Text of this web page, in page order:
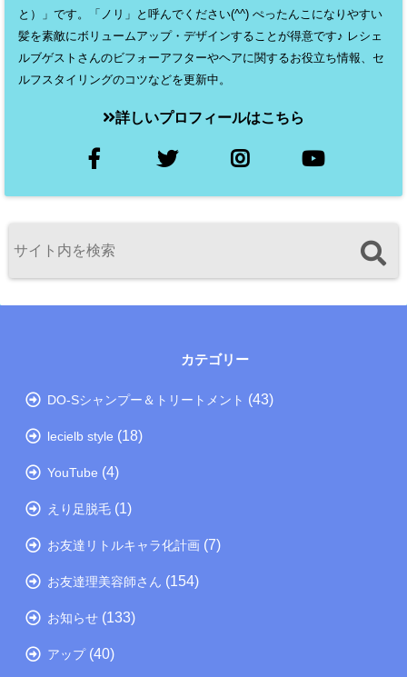
と）」です。「ノリ」と呼んでください(^^) ぺったんこになりやすい
髪を素敵にボリュームアップ・デザインすることが得意です♪ レシェ
ルブゲストさんのビフォーアフターやヘアに関するお役立ち情報、セ
ルフスタイリングのコツなどを更新中。
詳しいプロフィールはこちら
カテゴリー
DO-Sシャンプー＆トリートメント (43)
lecielb style (18)
YouTube (4)
えり足脱毛 (1)
お友達リトルキャラ化計画 (7)
お友達理美容師さん (154)
お知らせ (133)
アップ(40)